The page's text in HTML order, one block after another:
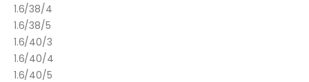
1.6/38/4
1.6/38/5
1.6/40/3
1.6/40/4
1.6/40/5